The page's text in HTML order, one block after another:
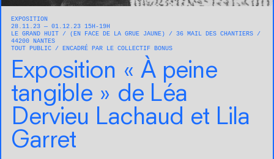
EXPOSITION
28.11.23 — 01.12.23 15H-19H
LE GRAND HUIT
(EN FACE DE LA GRUE JAUNE)
36 MAIL DES CHANTIERS
44200 NANTES
TOUT PUBLIC
ENCADRÉ PAR LE COLLECTIF BONUS
Exposition « À peine
tangible » de Léa
Dervieu Lachaud et Lila
Garret